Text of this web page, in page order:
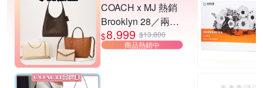
COACH x MJ 熱銷
Brooklyn 28／兩用
／斜背包均一價-多
款可選
$8,999 $13,800
商品熱銷中